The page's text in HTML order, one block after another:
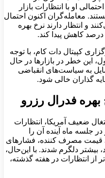
او با انتظارات بازار
معامله‌گران اکنون احتمال
می‌کنند و انتظار دارند نرخ بهره
کپیتال دات کام، با توجه
این خطر در بازارها در حال
به سیاست‌های انقباضی
گذاران خالی شود.
فدرال رزرو
ضعیف آمریکا، انتظارات
جلسه ماه آینده آن را
قیمت مصرف کننده، فشارهای
بیشتر دلگرم شدند. با این‌حال،
از انتظارات در هفته گذشته،